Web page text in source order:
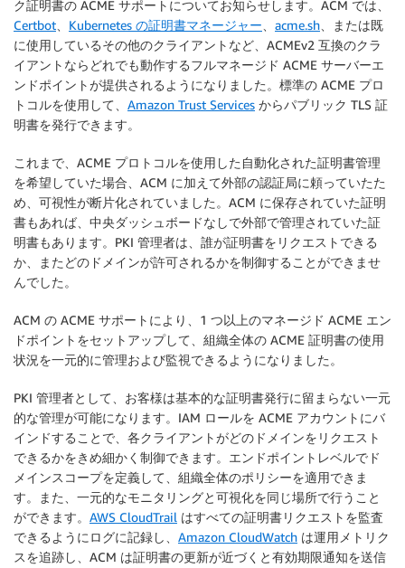
ク証明書の ACME サポートについてお知らせします。ACM では、
Certbot
Kubernetes の証明書マネージャー acme.sh 、または既
に使用しているその他のクライアントなど、ACMEv2 互換のクラ
イアントならどれでも動作するフルマネージド ACME サーバーエ
ンドポイントが提供されるようになりました。標準の ACME プロ
トコルを使用して、 Amazon Trust Services からパブリック TLS 証
明書を発行できます。
これまで、ACME プロトコルを使用した自動化された証明書管理
を希望していた場合、ACM に加えて外部の認証局に頼っていたた
め、可視性が断片化されていました。ACM に保存されていた証明
書もあれば、中央ダッシュボードなしで外部で管理されていた証
明書もあります。PKI 管理者は、誰が証明書をリクエストできる
か、またどのドメインが許可されるかを制御することができませ
んでした。
ACM の ACME サポートにより、1 つ以上のマネージド ACME エン
ドポイントをセットアップして、組織全体の ACME 証明書の使用
状況を一元的に管理および監視できるようになりました。
PKI 管理者として、お客様は基本的な証明書発行に留まらない一元
的な管理が可能になります。IAM ロールを ACME アカウントにバ
インドすることで、各クライアントがどのドメインをリクエスト
できるかをきめ細かく制御できます。エンドポイントレベルでド
メインスコープを定義して、組織全体のポリシーを適用できま
す。また、一元的なモニタリングと可視化を同じ場所で行うこと
ができます。 AWS CloudTrail はすべての証明書リクエストを監査
できるようにログに記録し、 Amazon CloudWatch は運用メトリク
スを追跡し、ACM は証明書の更新が近づくと有効期限通知を送信